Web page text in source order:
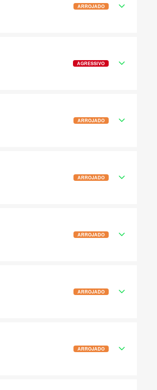
ARROJADO
AGRESSIVO
ARROJADO
ARROJADO
ARROJADO
ARROJADO
ARROJADO